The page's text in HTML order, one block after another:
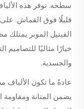
سطحه. توفر هذه
قليلًا فوق القماش.
الفينيل الموبر يمتلك
خيارًا مثاليًا
والجسدية.
عادةً ما تكون الألياف
يضمن المتانة ومقاومة